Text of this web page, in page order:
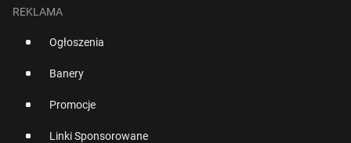
REKLAMA
Ogłoszenia
Banery
Promocje
Linki Sponsorowane